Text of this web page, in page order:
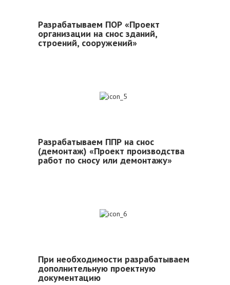
Разрабатываем ПОР «Проект
организации на снос зданий,
строений, сооружений»
Разрабатываем ППР на снос
(демонтаж) «Проект производства
работ по сносу или демонтажу»
При необходимости разрабатываем
дополнительную проектную
документацию